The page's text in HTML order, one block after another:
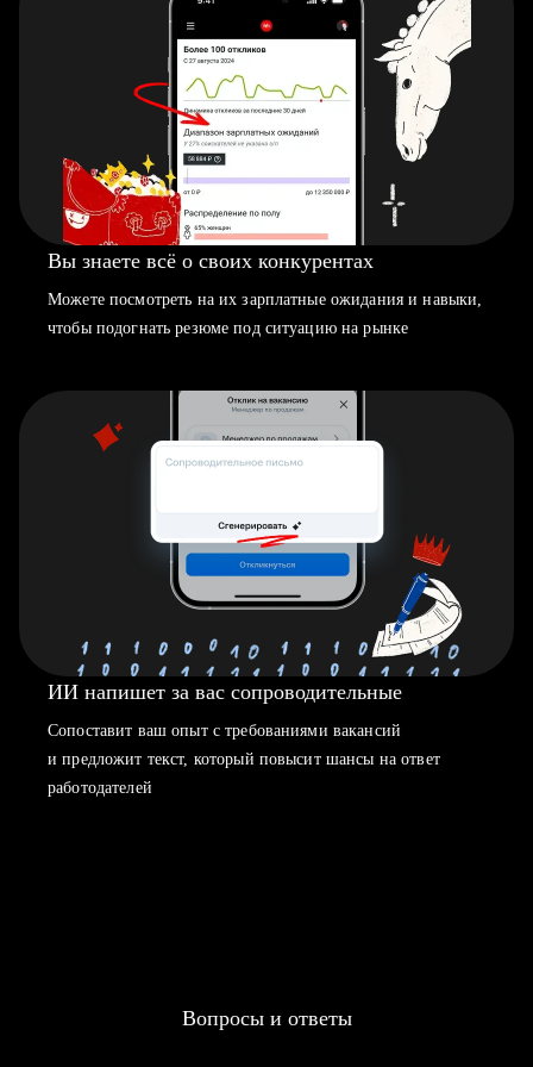
Вы знаете всё о своих конкурентах
Можете посмотреть на их зарплатные ожидания и навыки,
чтобы подогнать резюме под ситуацию на рынке
ИИ напишет за вас сопроводительные
Сопоставит ваш опыт с требованиями вакансий
и предложит текст, который повысит шансы на ответ
работодателей
Вопросы и ответы